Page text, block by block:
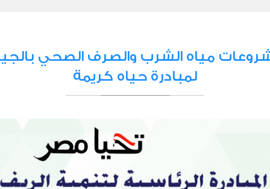
مياه الشرب والصرف الصحي
لمبادرة حياه كريمة